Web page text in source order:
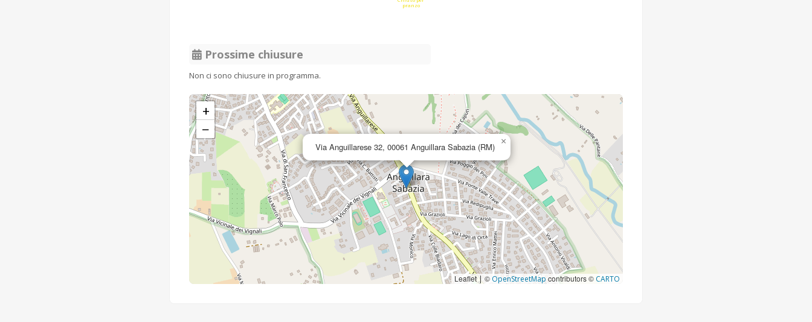
pranzo
Prossime chiusure
Non ci sono chiusure in programma.
Via Anguillarese 32, 00061 Anguillara Sabazia (RM) ×
+
−
Leaflet| © OpenStreetMap contributors © CARTO